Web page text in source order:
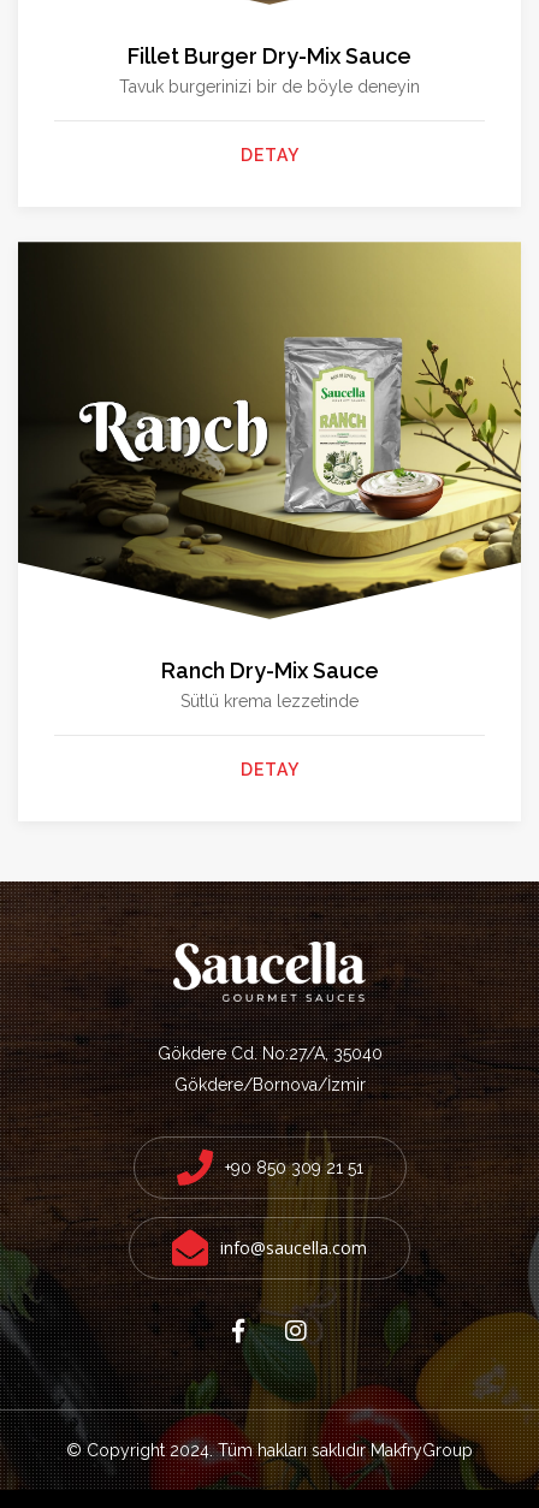
Fillet Burger Dry-Mix Sauce
Tavuk burgerinizi bir de böyle deneyin
DETAY
Ranch Dry-Mix Sauce
Sütlü krema lezzetinde
DETAY
Gökdere Cd. No:27/A, 35040
Gökdere/Bornova/İzmir
+90 850 309 21 51
info@saucella.com
© Copyright 2024. Tüm hakları saklıdırMakfryGroup